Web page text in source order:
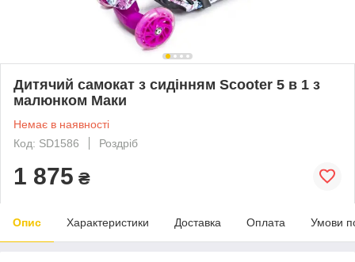
Дитячий самокат з сидінням Scooter 5 в 1 з
малюнком Маки
Немає в наявності
Код: SD1586
Роздріб
1 875 ₴
Опис Характеристики Доставка Оплата Умови